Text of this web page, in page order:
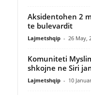
Aksidentohen 2
te bulevardit
Lajmetshqip - 26 May,
Komuniteti
shkojne ne Siri
Lajmetshqip - 10